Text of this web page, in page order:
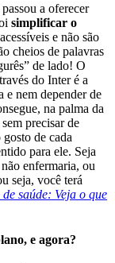
a oferecer
simplificar o
e não são
cheios de palavras
de lado! O
do Inter é a
e nem depender de
na palma da
precisar de
de cada
para ele. Seja
enfermaria, ou
seja, você terá
saúde: Veja o que
e agora?